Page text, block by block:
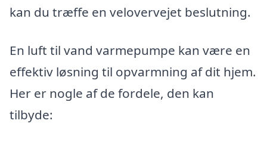
kan du træffe en velovervejet beslutning.
En luft til vand varmepumpe kan være en
effektiv løsning til opvarmning af dit hjem.
Her er nogle af de fordele, den kan
tilbyde: